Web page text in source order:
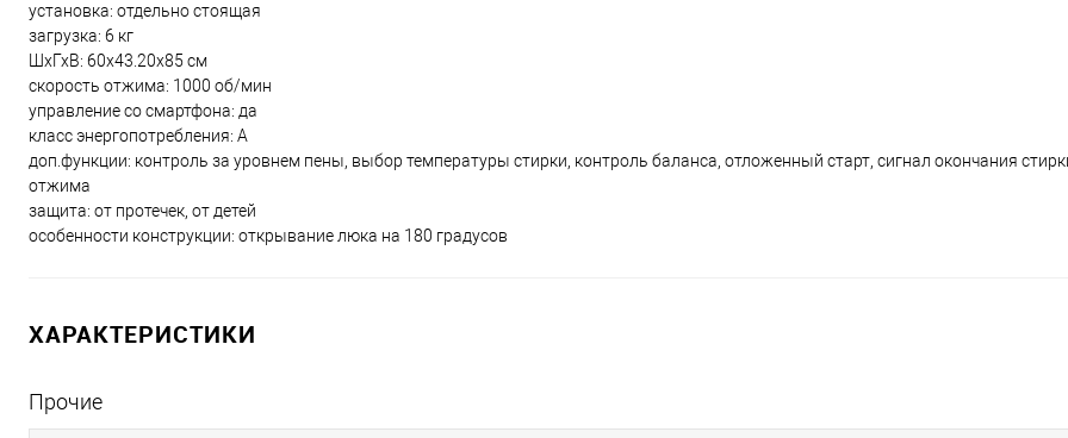
установка: отдельно стоящая
загрузка: 6 кг
ШхГхВ: 60х43.20х85 см
скорость отжима: 1000 об/мин
управление со смартфона: да
класс энергопотребления: A
доп.функции: контроль за уровнем пены, выбор температуры стирки, контроль баланса, отложенный старт, сигнал окончания
отжима
защита: от протечек, от детей
особенности конструкции: открывание люка на 180 градусов
ХАРАКТЕРИСТИКИ
Прочие